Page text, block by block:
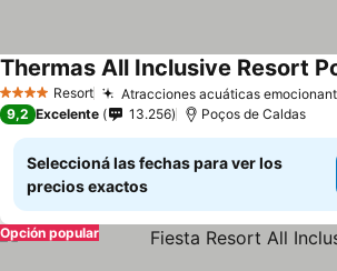
4 EstrellasResort Atracciones acuáticas
9,2 Excelente 13.256 Poços de Caldas
Seleccioná las fechas para ver los
precios exactos
Opción popular